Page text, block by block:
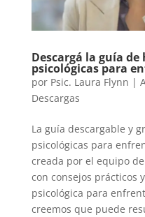
Descargá la guía
psicológicas para
por Psic. Laura Flynn |
Descargas
La guía descargable y
psicológicas para
creada por el equipo
con consejos prácticos
psicológica para
creemos que puede